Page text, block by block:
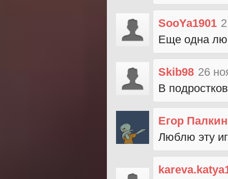
SooYa1901
Еще одна
Skib98 26
В
Егор Палкин
Люблю эту